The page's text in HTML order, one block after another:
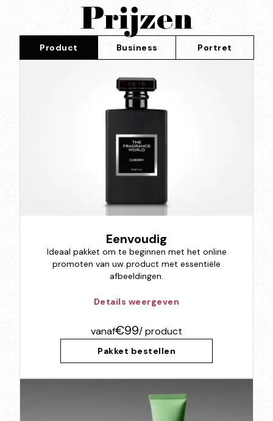
Prijzen
Product Business Portret
Eenvoudig
Ideaal pakket om te beginnen met het online
promoten van uw product met essentiële
afbeeldingen.
vanaf€99/ product
Pakket bestellen
Details weergeven